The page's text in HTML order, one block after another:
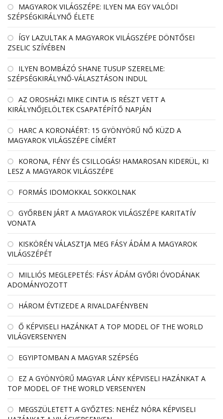
MAGYAROK VILÁGSZÉPE: ILYEN MA EGY VALÓDI
SZÉPSÉGKIRÁLYNŐ ÉLETE
ÍGY LAZULTAK A MAGYAROK VILÁGSZÉPE DÖNTŐSEI
ZSELIC SZÍVÉBEN
ILYEN BOMBÁZÓ SHANE TUSUP SZERELME:
SZÉPSÉGKIRÁLYNŐ-VÁLASZTÁSON INDUL
AZ OROSHÁZI MIKE CINTIA IS RÉSZT VETT A
KIRÁLYNŐJELÖLTEK CSAPATÉPÍTŐ NAPJÁN
HARC A KORONÁÉRT: 15 GYÖNYÖRŰ NŐ KÜZD A
MAGYAROK VILÁGSZÉPE CÍMÉRT
KORONA, FÉNY ÉS CSILLOGÁS! HAMAROSAN KIDERÜL, KI
LESZ A MAGYAROK VILÁGSZÉPE
FORMÁS IDOMOKKAL SOKKOLNAK
GYŐRBEN JÁRT A MAGYAROK VILÁGSZÉPE KARITATÍV
VONATA
KISKÖRÉN VÁLASZTJA MEG FÁSY ÁDÁM A MAGYAROK
VILÁGSZÉPÉT
MILLIÓS MEGLEPETÉS: FÁSY ÁDÁM GYŐRI ÓVODÁNAK
ADOMÁNYOZOTT
HÁROM ÉVTIZEDE A RIVALDAFÉNYBEN
Ő KÉPVISELI HAZÁNKAT A TOP MODEL OF THE WORLD
VILÁGVERSENYEN
EGYIPTOMBAN A MAGYAR SZÉPSÉG
EZ A GYÖNYÖRŰ MAGYAR LÁNY KÉPVISELI HAZÁNKAT A
TOP MODEL OF THE WORLD VERSENYEN
MEGSZÜLETETT A GYŐZTES: NEHÉZ NÓRA KÉPVISELI